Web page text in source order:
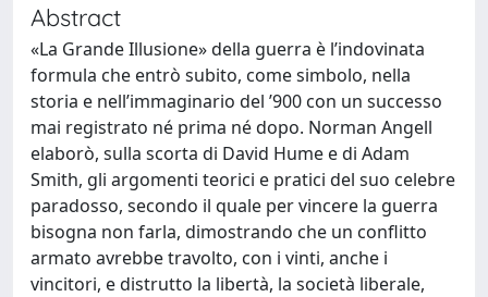
Abstract
«La Grande Illusione» della guerra è l’indovinata
formula che entrò subito, come simbolo, nella
storia e nell’immaginario del ’900 con un successo
mai registrato né prima né dopo. Norman Angell
elaborò, sulla scorta di David Hume e di Adam
Smith, gli argomenti teorici e pratici del suo celebre
paradosso, secondo il quale per vincere la guerra
bisogna non farla, dimostrando che un conflitto
armato avrebbe travolto, con i vinti, anche i
vincitori, e distrutto la libertà, la società liberale,